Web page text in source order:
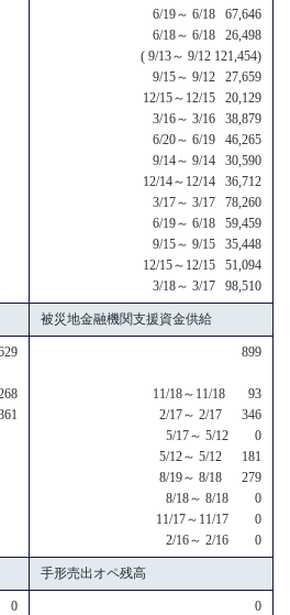
6/19～ 6/18 67,646
6/18～ 6/18 26,498
( 9/13～ 9/12 121,454)
9/15～ 9/12 27,659
12/15～12/15 20,129
3/16～ 3/16 38,879
6/20～ 6/19 46,265
9/14～ 9/14 30,590
12/14～12/14 36,712
3/17～ 3/17 78,260
6/19～ 6/18 59,459
9/15～ 9/15 35,448
12/15～12/15 51,094
3/18～ 3/17 98,510
被災地金融機関支援資金供給
899
11/18～11/18 93
2/17～ 2/17 346
5/17～ 5/12 0
5/12～ 5/12 181
8/19～ 8/18 279
8/18～ 8/18 0
11/17～11/17 0
2/16～ 2/16 0
手形売出オペ残高
0 0